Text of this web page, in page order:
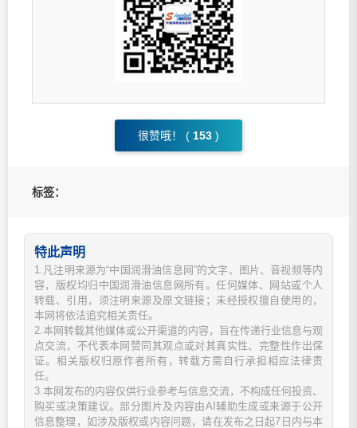
很赞哦！ ( 153 )
标签：
特此声明
1.凡注明来源为“中国润滑油信息网”的文字、图片、音视频等内
容，版权均归中国润滑油信息网所有。任何媒体、网站或个人
转载、引用，须注明来源及原文链接；未经授权擅自使用的，
本网将依法追究相关责任。
2.本网转载其他媒体或公开渠道的内容，旨在传递行业信息与观
点交流，不代表本网赞同其观点或对其真实性、完整性作出保
证。相关版权归原作者所有，转载方需自行承担相应法律责
任。
3.本网发布的内容仅供行业参考与信息交流，不构成任何投资、
购买或决策建议。部分图片及内容由AI辅助生成或来源于公开
信息整理，如涉及版权或内容问题，请在发布之日起7日内与本